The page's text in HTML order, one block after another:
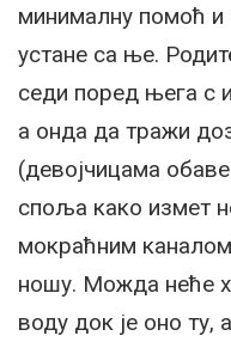
минималну помоћ
устане са ње.
седи поред њега с
а онда да тражи
(девојчицама
споља како измет
мокраћним
ношу. Можда неће
воду док је оно ту,